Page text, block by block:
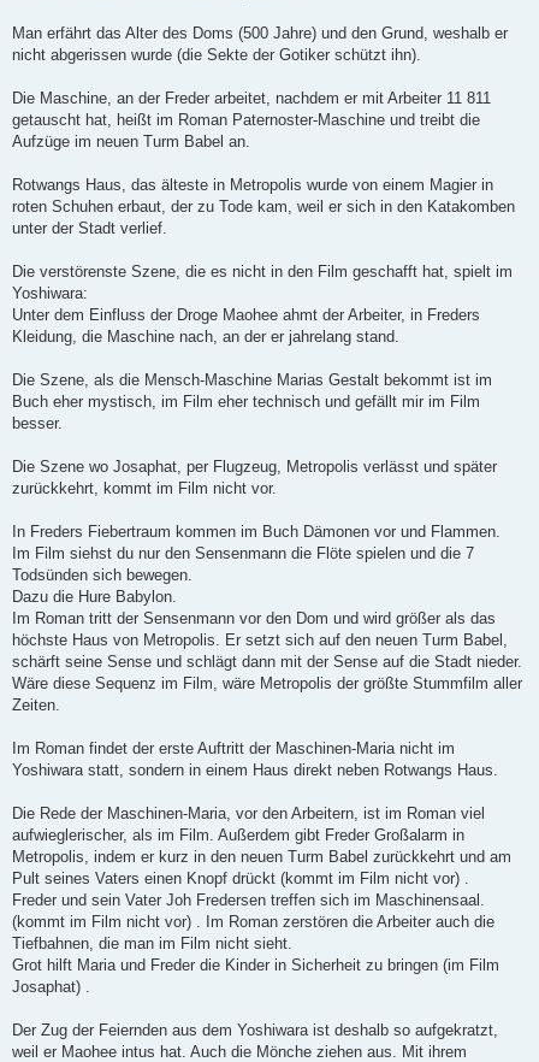
Man erfährt das Alter des Doms (500 Jahre) und den Grund, weshalb er
nicht abgerissen wurde (die Sekte der Gotiker schützt ihn).
Die Maschine, an der Freder arbeitet, nachdem er mit Arbeiter 11 811
getauscht hat, heißt im Roman Paternoster-Maschine und treibt die
Aufzüge im neuen Turm Babel an.
Rotwangs Haus, das älteste in Metropolis wurde von einem Magier in
roten Schuhen erbaut, der zu Tode kam, weil er sich in den Katakomben
unter der Stadt verlief.
Die verstörenste Szene, die es nicht in den Film geschafft hat, spielt im
Yoshiwara:
Unter dem Einfluss der Droge Maohee ahmt der Arbeiter, in Freders
Kleidung, die Maschine nach, an der er jahrelang stand.
Die Szene, als die Mensch-Maschine Marias Gestalt bekommt ist im
Buch eher mystisch, im Film eher technisch und gefällt mir im Film
besser.
Die Szene wo Josaphat, per Flugzeug, Metropolis verlässt und später
zurückkehrt, kommt im Film nicht vor.
In Freders Fiebertraum kommen im Buch Dämonen vor und Flammen.
Im Film siehst du nur den Sensenmann die Flöte spielen und die 7
Todsünden sich bewegen.
Dazu die Hure Babylon.
Im Roman tritt der Sensenmann vor den Dom und wird größer als das
höchste Haus von Metropolis. Er setzt sich auf den neuen Turm Babel,
schärft seine Sense und schlägt dann mit der Sense auf die Stadt nieder.
Wäre diese Sequenz im Film, wäre Metropolis der größte Stummfilm aller
Zeiten.
Im Roman findet der erste Auftritt der Maschinen-Maria nicht im
Yoshiwara statt, sondern in einem Haus direkt neben Rotwangs Haus.
Die Rede der Maschinen-Maria, vor den Arbeitern, ist im Roman viel
aufwieglerischer, als im Film. Außerdem gibt Freder Großalarm in
Metropolis, indem er kurz in den neuen Turm Babel zurückkehrt und am
Pult seines Vaters einen Knopf drückt (kommt im Film nicht vor) .
Freder und sein Vater Joh Fredersen treffen sich im Maschinensaal.
(kommt im Film nicht vor) . Im Roman zerstören die Arbeiter auch die
Tiefbahnen, die man im Film nicht sieht.
Grot hilft Maria und Freder die Kinder in Sicherheit zu bringen (im Film
Josaphat) .
Der Zug der Feiernden aus dem Yoshiwara ist deshalb so aufgekratzt,
weil er Maohee intus hat. Auch die Mönche ziehen aus. Mit ihrem